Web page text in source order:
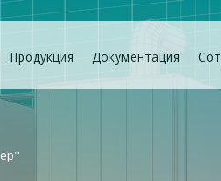
Продукция Документация